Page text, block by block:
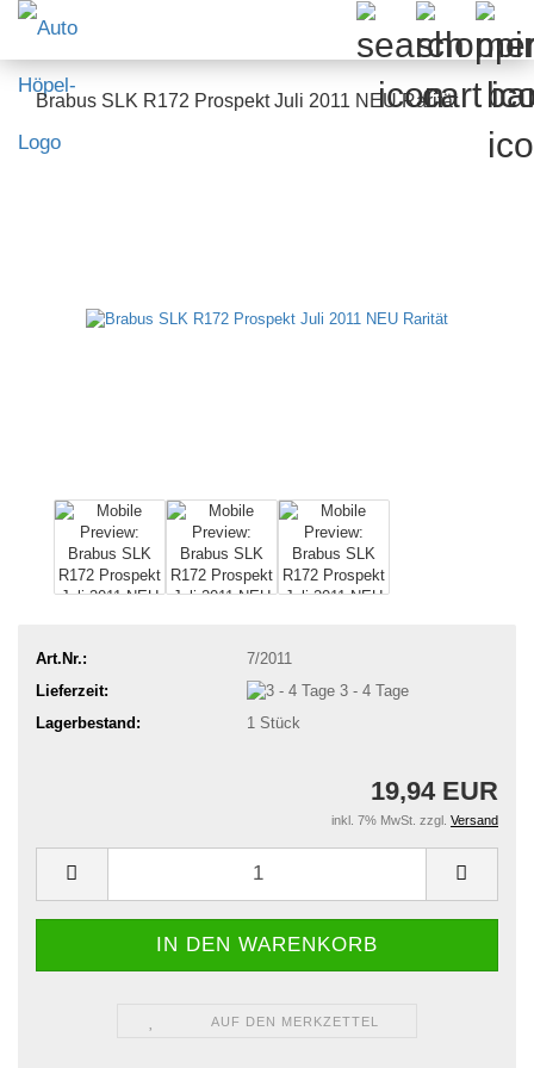
Brabus SLK R172 Prospekt Juli 2011 NEU Rarität
Art.Nr.:
7/2011
Lieferzeit:
3 - 4 Tage
Lagerbestand:
1 Stück
19,94 EUR
inkl. 7% MwSt. zzgl. Versand
AUF DEN MERKZETTEL